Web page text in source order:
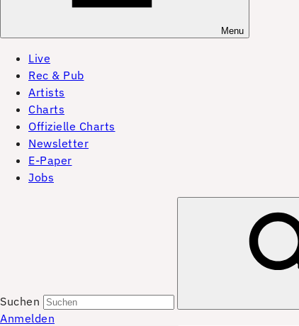
Menu
Live
Rec & Pub
Artists
Charts
Offizielle Charts
Newsletter
E-Paper
Jobs
Suchen
Anmelden